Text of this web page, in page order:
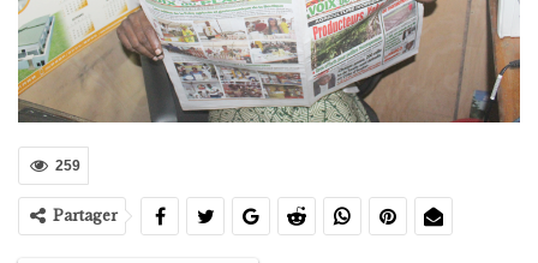
259
Partager